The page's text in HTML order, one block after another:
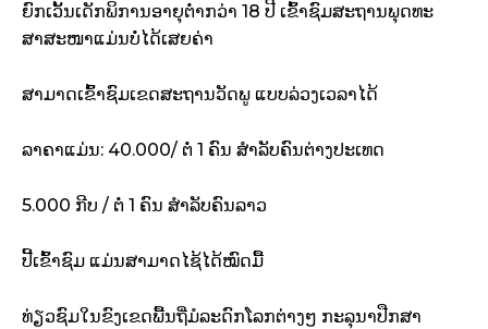
ຍົກເວັ້ນເດັກພິການອາຍຸຕໍ່າກວ່າ 18 ປີ ເຂົ້າຊົມສະຖານພຸດທະ
ສາສະໜາແມ່ນບໍ່ໄດ້ເສຍຄ່າ
ສາມາດເຂົ້າຊົມເຂດສະຖານວັດພູ ແບບລ່ວງເວລາໄດ້
ລາຄາແມ່ນ: 40.000/ ຕໍ່ 1 ຄົນ ສຳລັບຄົນຕ່າງປະເທດ
5.000 ກີບ / ຕໍ່ 1 ຄົນ ສຳລັບຄົນລາວ
ປີ້ເຂົ້າຊົມ ແມ່ນສາມາດໄຊ້ໄດ້ໝົດມື້
ທ່ຽວຊົມໃນຂົງເຂດພື້ນຖີ່ມໍລະດົກໂລກຕ່າງໆ ກະລຸນາປືກສາ